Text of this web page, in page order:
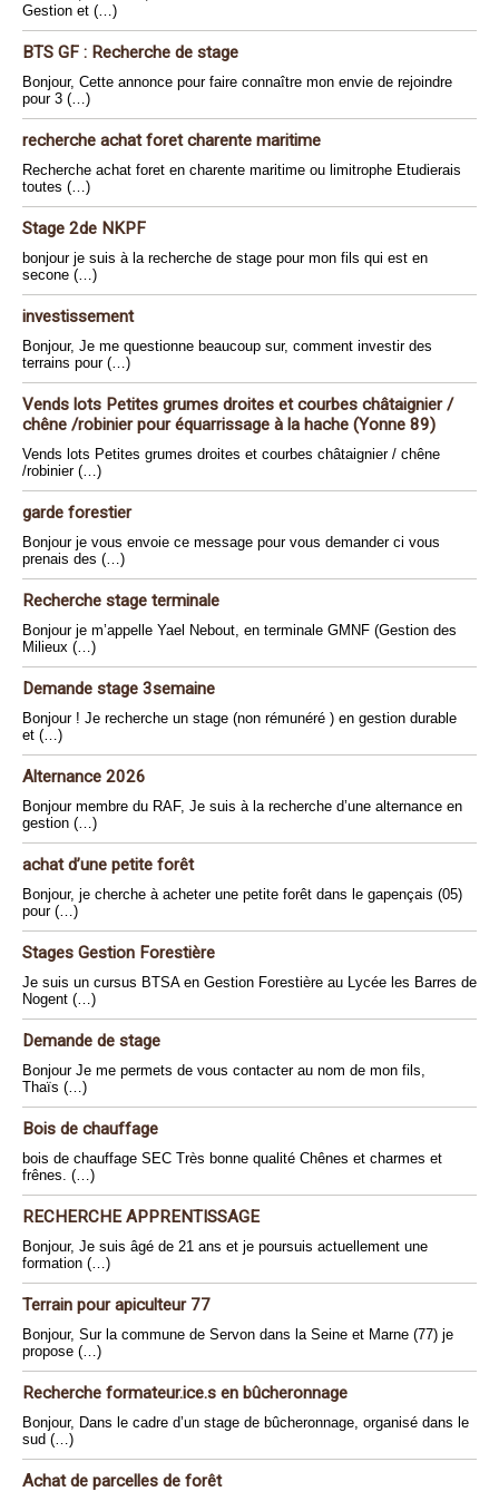
Gestion et (…)
BTS GF : Recherche de stage
Bonjour, Cette annonce pour faire connaître mon envie de rejoindre
pour 3 (…)
recherche achat foret charente maritime
Recherche achat foret en charente maritime ou limitrophe Etudierais
toutes (…)
Stage 2de NKPF
bonjour je suis à la recherche de stage pour mon fils qui est en
secone (…)
investissement
Bonjour, Je me questionne beaucoup sur, comment investir des
terrains pour (…)
Vends lots Petites grumes droites et courbes châtaignier /
chêne /robinier pour équarrissage à la hache (Yonne 89)
Vends lots Petites grumes droites et courbes châtaignier / chêne
/robinier (…)
garde forestier
Bonjour je vous envoie ce message pour vous demander ci vous
prenais des (…)
Recherche stage terminale
Bonjour je m’appelle Yael Nebout, en terminale GMNF (Gestion des
Milieux (…)
Demande stage 3semaine
Bonjour ! Je recherche un stage (non rémunéré ) en gestion durable
et (…)
Alternance 2026
Bonjour membre du RAF, Je suis à la recherche d’une alternance en
gestion (…)
achat d’une petite forêt
Bonjour, je cherche à acheter une petite forêt dans le gapençais (05)
pour (…)
Stages Gestion Forestière
Je suis un cursus BTSA en Gestion Forestière au Lycée les Barres de
Nogent (…)
Demande de stage
Bonjour Je me permets de vous contacter au nom de mon fils,
Thaïs (…)
Bois de chauffage
bois de chauffage SEC Très bonne qualité Chênes et charmes et
frênes. (…)
RECHERCHE APPRENTISSAGE
Bonjour, Je suis âgé de 21 ans et je poursuis actuellement une
formation (…)
Terrain pour apiculteur 77
Bonjour, Sur la commune de Servon dans la Seine et Marne (77) je
propose (…)
Recherche formateur.ice.s en bûcheronnage
Bonjour, Dans le cadre d’un stage de bûcheronnage, organisé dans le
sud (…)
Achat de parcelles de forêt